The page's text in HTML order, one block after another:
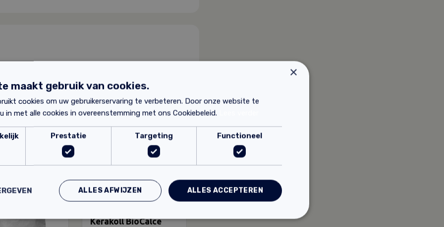
vind je de productbladen:
gegevens.
Kerakoll BioCalce
×
maakt gebruik van cookies.
cookies om uw gebruikerservaring te verbeteren. Door onze website te
in met alle cookies in overeenstemming met ons Cookiebeleid.
Prestatie Targeting Functioneel
ALLES ACCEPTEREN
ALLES AFWIJZEN